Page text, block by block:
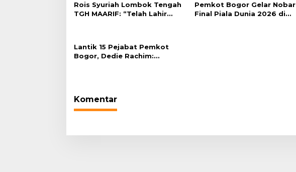
Rois Syuriah Lombok Tengah
TGH MAARIF: “Telah Lahir
Pemkot Bogor Gelar Nobar
Final Piala Dunia 2026 di
Lantik 15 Pejabat Pemkot
Bogor, Dedie Rachim:
Komentar